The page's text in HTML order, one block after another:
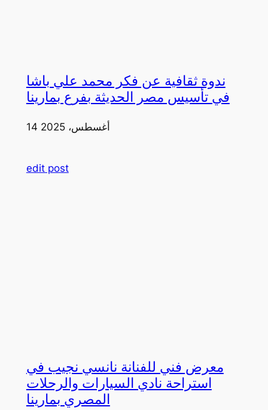
ندوة ثقافية عن فكر محمد علي باشا
في تأسيس مصر الحديثة بفرع بمارينا
14 أغسطس، 2025
edit post
معرض فني للفنانة نانسي نجيب في
استراحة نادي السيارات والرحلات
المصري بمارينا